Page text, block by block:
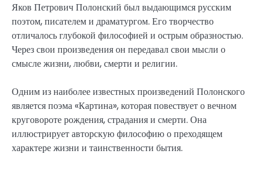
Яков Петрович Полонский был выдающимся русским
поэтом, писателем и драматургом. Его творчество
отличалось глубокой философией и острым образностью.
Через свои произведения он передавал свои мысли о
смысле жизни, любви, смерти и религии.
Одним из наиболее известных произведений Полонского
является поэма «Картина», которая повествует о вечном
круговороте рождения, страдания и смерти. Она
иллюстрирует авторскую философию о преходящем
характере жизни и таинственности бытия.